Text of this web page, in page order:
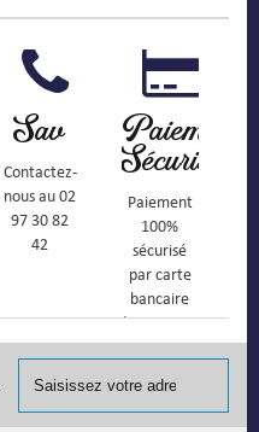
Sav
Contactez-
nous au 02
97 30 82
42
Paiement
Sécurisé
Paiement
100%
sécurisé
par carte
bancaire
(Mastercard,
Visa, ...) et